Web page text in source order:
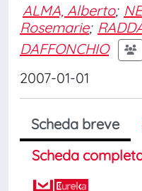
ALMA, Alberto;
Rosemarie;
DAFFONCHIO
2007-01-01
Scheda breve
Scheda